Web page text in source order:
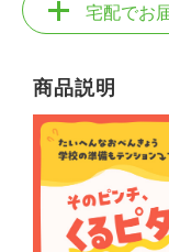
宅配でお
商品説明